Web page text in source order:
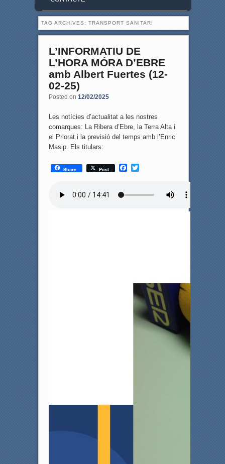
TAG ARCHIVES: TRANSPORT SANITARI
L’INFORMATIU DE
L’HORA MÓRA D’EBRE
amb Albert Fuertes (12-
02-25)
Posted on 12/02/2025
Les notícies d’actualitat a les nostres
comarques: La Ribera d’Ebre, la Terra Alta i
el Priorat i la previsió del temps amb l’Enric
Masip. Els titulars:
Share Post
F
T